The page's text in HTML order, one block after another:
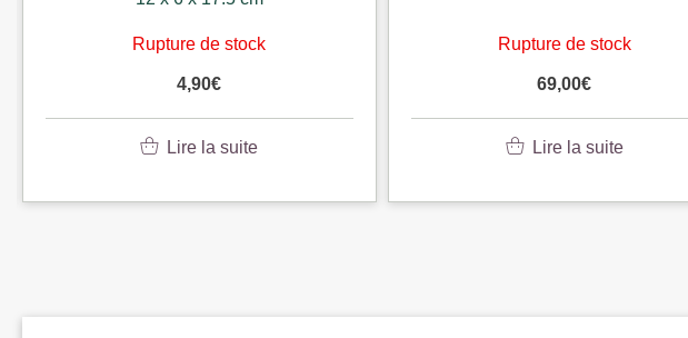
Rupture de stock
69,00€
Lire la suite
Rupture de stock
13,90€
Lire la suite